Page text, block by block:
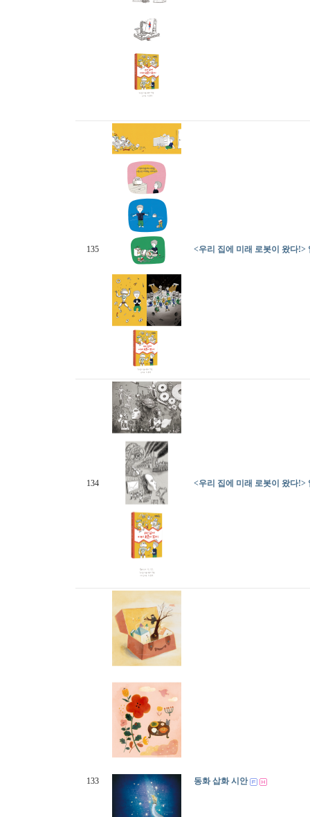
135 <우리 집에 미래 로봇이 왔다!>
134 <우리 집에 미래 로봇이 왔다!>
133 동화 삽화 시안